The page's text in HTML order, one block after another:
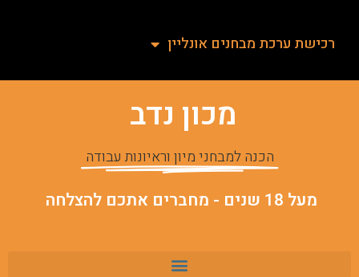
רכישת ערכת מבחנים אונליין
מכון נדב
הכנה למבחני מיון וראיונות עבודה
מעל 18 שנים - מחברים אתכם להצלחה